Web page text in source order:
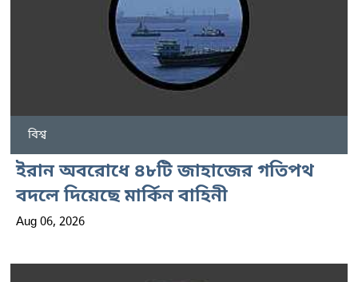
বিশ্ব
ইরান অবরোধে ৪৮টি জাহাজের গতিপথ
বদলে দিয়েছে মার্কিন বাহিনী
Aug 06, 2026